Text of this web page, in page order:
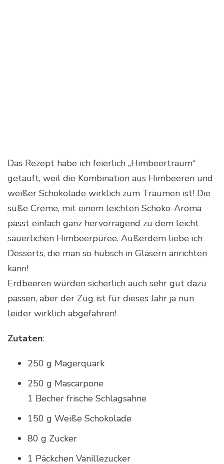
Das Rezept habe ich feierlich „Himbeertraum“
getauft, weil die Kombination aus Himbeeren und
weißer Schokolade wirklich zum Träumen ist! Die
süße Creme, mit einem leichten Schoko-Aroma
passt einfach ganz hervorragend zu dem leicht
säuerlichen Himbeerpüree. Außerdem liebe ich
Desserts, die man so hübsch in Gläsern anrichten
kann!
Erdbeeren würden sicherlich auch sehr gut dazu
passen, aber der Zug ist für dieses Jahr ja nun
leider wirklich abgefahren!
Zutaten:
250 g Magerquark
250 g Mascarpone
1 Becher frische Schlagsahne
150 g Weiße Schokolade
80 g Zucker
1 Päckchen Vanillezucker